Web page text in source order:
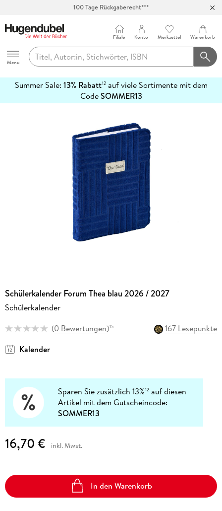
100 Tage Rückgaberecht***
Hugendubel
Menu
Filiale Konto Merkzettel Warenkorb
Summer Sale: 13% Rabatt12auf viele Sortimente mit dem
CodeSOMMER13
erfahren
Schülerkalender Forum Thea blau 2026 / 2027
Schülerkalender
(0 Bewertungen)15
167 Lesepunkte
Kalender
Sparen Sie zusätzlich 13%12 auf diesen
Artikel mit dem Gutscheincode:
SOMMER13
16,70 € inkl. Mwst.
In den Warenkorb